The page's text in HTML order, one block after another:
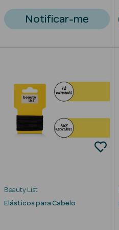
Ver Tudo
Notificar-me
Beauty List
Elásticos para Cabelo